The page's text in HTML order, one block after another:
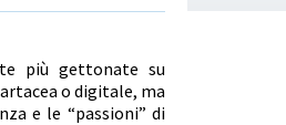
più gettonate su
o digitale, ma
e le “passioni” di